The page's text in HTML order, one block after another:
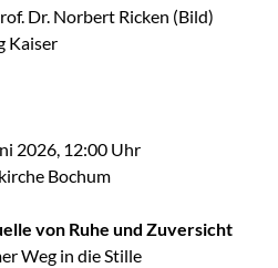
Dr. Norbert Ricken (Bild)
Kaiser
2026, 12:00 Uhr
Bochum
von Ruhe und Zuversicht
Weg in die Stille